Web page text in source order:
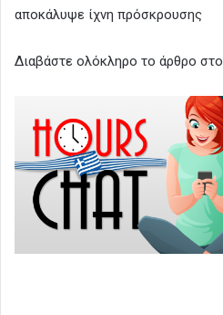
αποκάλυψε ίχνη πρόσκρουσης
Διαβάστε ολόκληρο το άρθρο στο